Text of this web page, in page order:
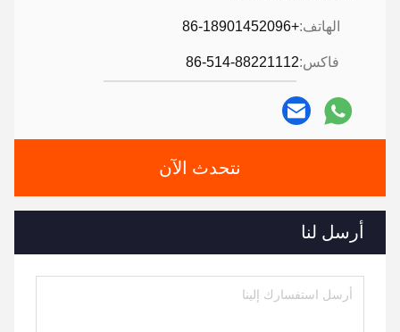
الهاتف:+86-18901452096
فاكس:86-514-88221112
نتحدث الآن
أرسل لنا